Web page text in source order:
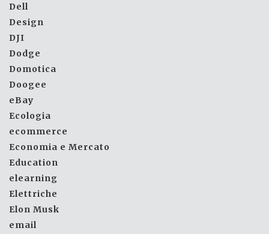
Dell
Design
DJI
Dodge
Domotica
Doogee
eBay
Ecologia
ecommerce
Economia e Mercato
Education
elearning
Elettriche
Elon Musk
email